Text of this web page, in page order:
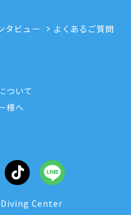
タビュー
よくあるご質問
ついて
様へ
Center